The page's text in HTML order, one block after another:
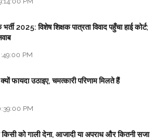
2025: विशेष शिक्षक पात्रता विवाद पहुँचा हाई कोर्ट;
PM
फायदा उठाइए, चमत्कारी परिणाम मिलते हैं
PM
किसी को गाली देना, आजादी या अपराध और कितनी सजा